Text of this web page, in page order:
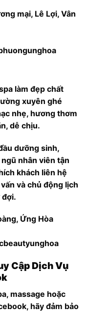
mại, Lê Lợi, Vân
làm đẹp chất
xuyên ghé
nhẹ, hương thơm
dễ chịu.
dưỡng sinh,
nhân viên tận
khách liên hệ
và chủ động lịch
đợi.
Ứng Hòa
Cập Dịch Vụ
massage hoặc
hãy đảm bảo